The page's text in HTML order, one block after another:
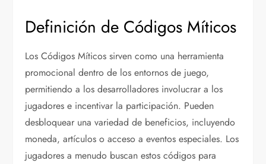
Definición de Códigos Míticos
Los Códigos Míticos sirven como una herramienta
promocional dentro de los entornos de juego,
permitiendo a los desarrolladores involucrar a los
jugadores e incentivar la participación. Pueden
desbloquear una variedad de beneficios, incluyendo
moneda, artículos o acceso a eventos especiales. Los
jugadores a menudo buscan estos códigos para